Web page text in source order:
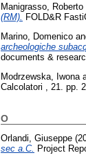
Manigrasso, Roberto
(RM).
FOLD&R
Marino, Domenico
archeologiche
documents &
Modrzewska, Iwona
Calcolatori , 21. pp.
O
Orlandi, Giuseppe
sec a.C. Project